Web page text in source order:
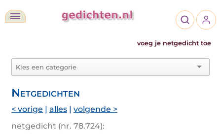
voeg je netgedicht toe
Netgedichten
< vorige | alles | volgende >
netgedicht (nr. 78.724):